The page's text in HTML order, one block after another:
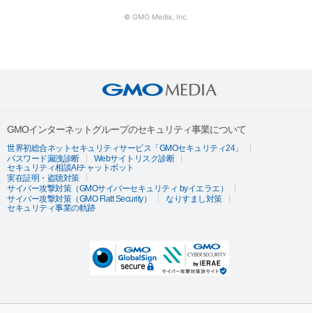
© GMO Media, Inc.
GMOインターネットグループのセキュリティ事業について
世界初総合ネットセキュリティサービス「GMOセキュリティ24」
パスワード漏洩診断
Webサイトリスク診断
セキュリティ相談AIチャットボット
実在証明・盗聴対策
サイバー攻撃対策（GMOサイバーセキュリティ byイエラエ）
サイバー攻撃対策（GMO Flatt Security）
なりすまし対策
セキュリティ事業の軌跡